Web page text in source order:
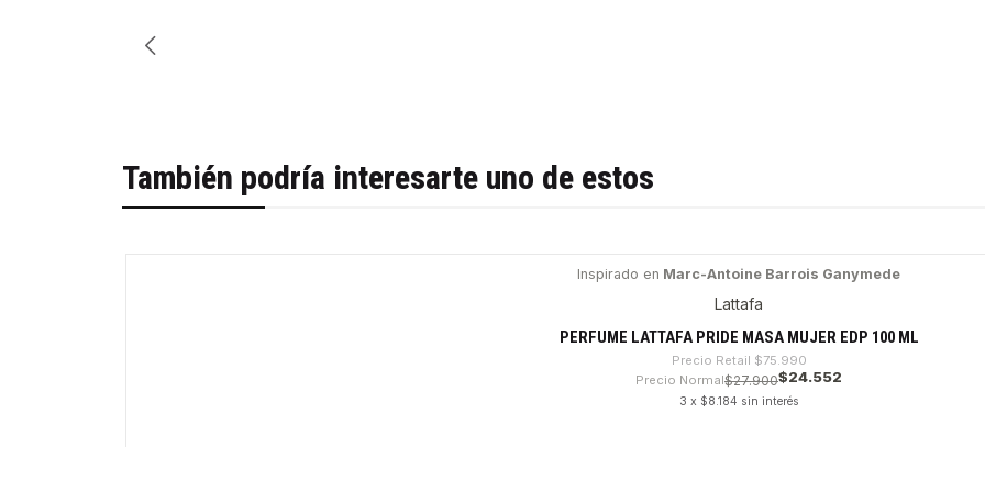
También podría interesarte uno de estos
Inspirado en Marc-Antoine Barrois Ganymede
Lattafa
PERFUME LATTAFA PRIDE MASA MUJER EDP 100 ML
Precio Retail $75.990
Precio Normal$27.900$24.552
3 x $8.184 sin interés